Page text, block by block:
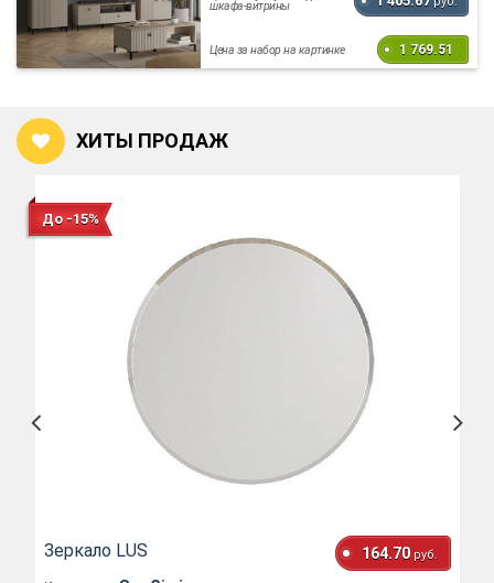
шкафа-витрины
Цена за набор на картинке 1 769.51
ХИТЫ ПРОДАЖ
До -15%
Зеркало LUS 164.70 руб.